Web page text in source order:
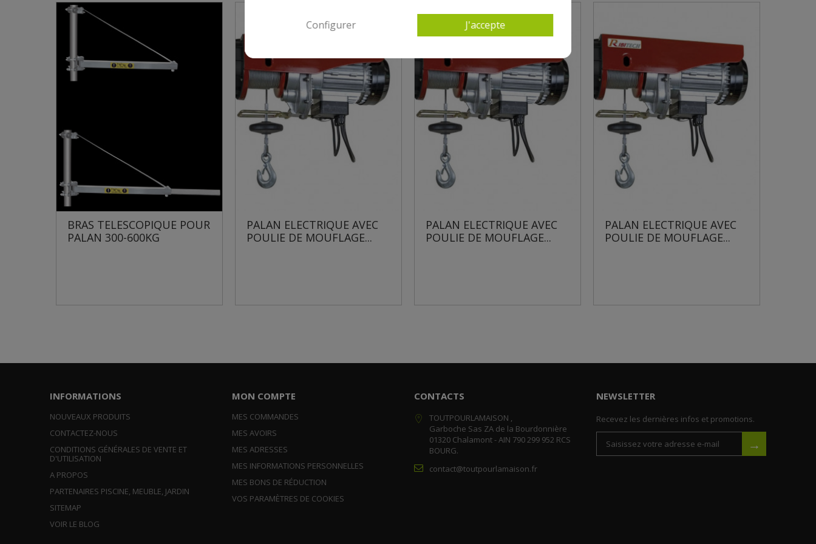
POUR
PALAN ELECTRIQUE AVEC
POULIE DE MOUFLAGE...
PALAN ELECTRIQUE AVEC
POULIE DE MOUFLAGE...
PALAN ELECTRIQUE AVEC
POULIE DE MOUFLAGE...
PALAN ELECTRIQUE AVEC
POULIE DE MOUFLAGE...
INFORMATIONS
NOUVEAUX PRODUITS
CONTACTEZ-NOUS
CONDITIONS GÉNÉRALES DE VENTE ET
D'UTILISATION
A PROPOS
PARTENAIRES PISCINE, MEUBLE, JARDIN
SITEMAP
VOIR LE BLOG
MON COMPTE
MES COMMANDES
MES AVOIRS
MES ADRESSES
MES INFORMATIONS PERSONNELLES
MES BONS DE RÉDUCTION
VOS PARAMÈTRES DE COOKIES
CONTACTS
TOUTPOURLAMAISON ,
Garboche Sas ZA de la Bourdonnière
01320 Chalamont - AIN 790 299 952 RCS
BOURG.
contact@toutpourlamaison.fr
NEWSLETTER
Recevez les dernières infos et promotions.
→
Configurer J'accepte